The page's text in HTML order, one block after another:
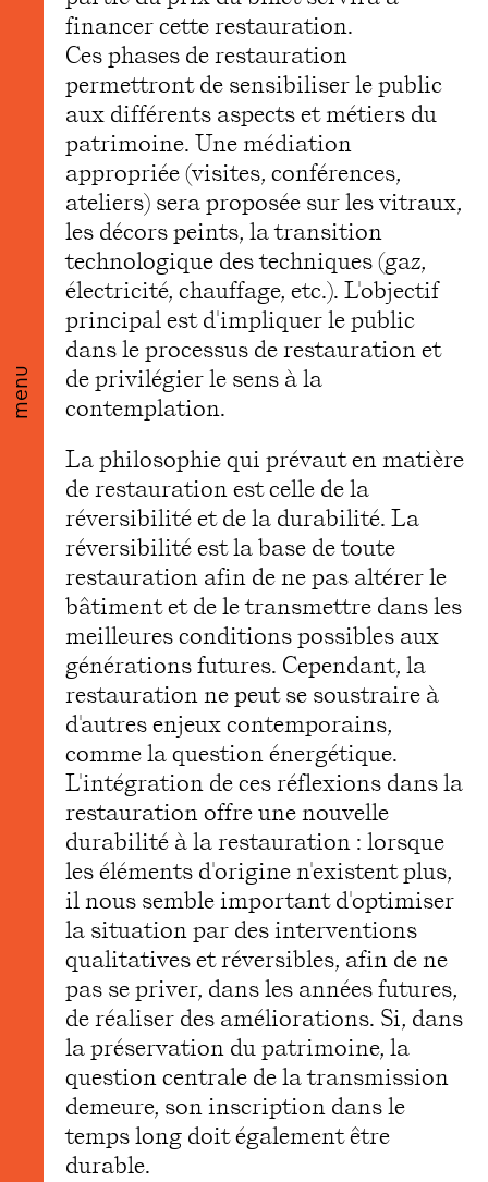
menu
financer cette restauration.
Ces phases de restauration
permettront de sensibiliser le public
aux différents aspects et métiers du
patrimoine. Une médiation
appropriée (visites, conférences,
ateliers) sera proposée sur les vitraux,
les décors peints, la transition
technologique des techniques (gaz,
électricité, chauffage, etc.). L'objectif
principal est d'impliquer le public
dans le processus de restauration et
de privilégier le sens à la
contemplation.
La philosophie qui prévaut en matière
de restauration est celle de la
réversibilité et de la durabilité. La
réversibilité est la base de toute
restauration afin de ne pas altérer le
bâtiment et de le transmettre dans les
meilleures conditions possibles aux
générations futures. Cependant, la
restauration ne peut se soustraire à
d'autres enjeux contemporains,
comme la question énergétique.
L'intégration de ces réflexions dans la
restauration offre une nouvelle
durabilité à la restauration : lorsque
les éléments d'origine n'existent plus,
il nous semble important d'optimiser
la situation par des interventions
qualitatives et réversibles, afin de ne
pas se priver, dans les années futures,
de réaliser des améliorations. Si, dans
la préservation du patrimoine, la
question centrale de la transmission
demeure, son inscription dans le
temps long doit également être
durable.